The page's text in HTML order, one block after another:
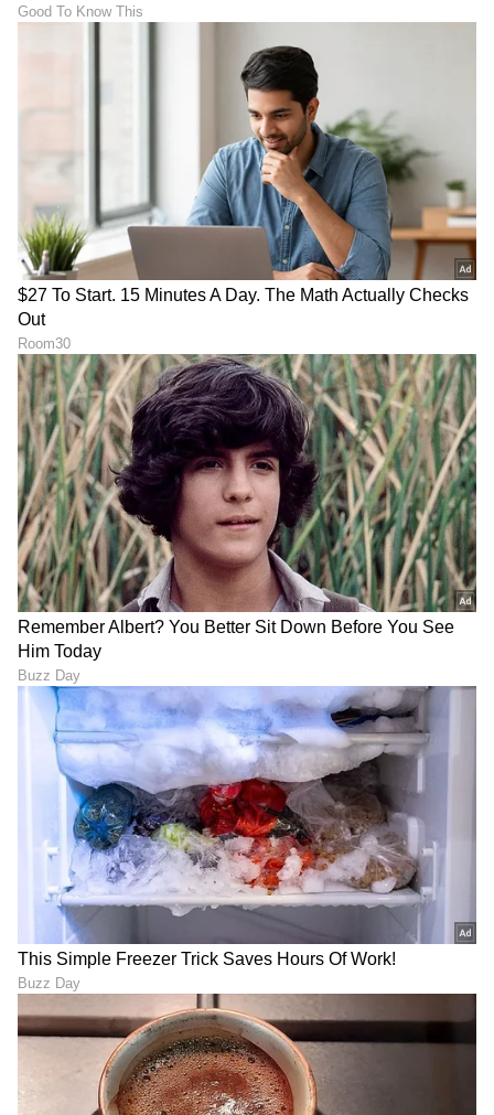
"ರಾಜಕೀಯ ಬೇಡ, ಸಿನಿಮಾನೇ ಪ್ರಾಣ":
ಕನಕೋತ್ಸವದಲ್ಲಿ ರಿಷಬ್ ಶೆಟ್ಟಿ | Rishab
Shetty speech | Suvarna News
ಶೇ.50 ರಿಂದ ಶೇ.18 ಕ್ಕೆ TAX ಇಳಿಕೆ: ಮೋದಿ-
ಟ್ರಂಪ್ ಐತಿಹಾಸಿಕ ಒಪ್ಪಂದ | India US
Trade Deal | Party Rounds